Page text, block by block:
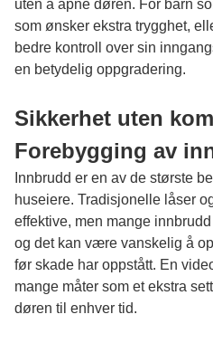
uten å åpne døren. For barn
som ønsker ekstra trygghet,
bedre kontroll over sin
en betydelig oppgradering.
Sikkerhet uten
Forebygging av
Innbrudd er en av de største
huseiere. Tradisjonelle låser
effektive, men mange
og det kan være vanskelig å
før skade har oppstått. En
mange måter som et ekstra
døren til enhver tid.